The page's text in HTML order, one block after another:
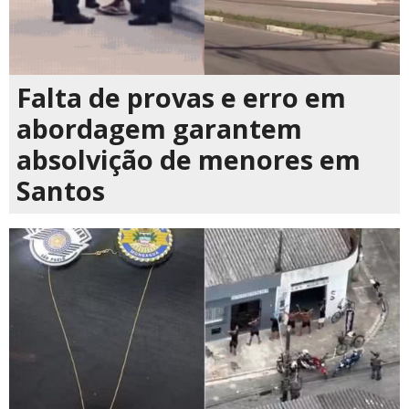
Falta de provas e erro em
abordagem garantem
absolvição de menores em
Santos